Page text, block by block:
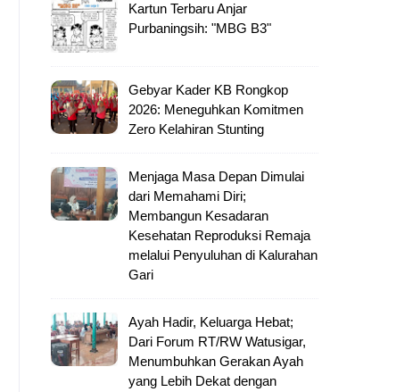
Kartun Terbaru Anjar
Purbaningsih: "MBG B3"
Gebyar Kader KB Rongkop
2026: Meneguhkan Komitmen
Zero Kelahiran Stunting
Menjaga Masa Depan Dimulai
dari Memahami Diri;
Membangun Kesadaran
Kesehatan Reproduksi Remaja
melalui Penyuluhan di Kalurahan
Gari
Ayah Hadir, Keluarga Hebat;
Dari Forum RT/RW Watusigar,
Menumbuhkan Gerakan Ayah
yang Lebih Dekat dengan